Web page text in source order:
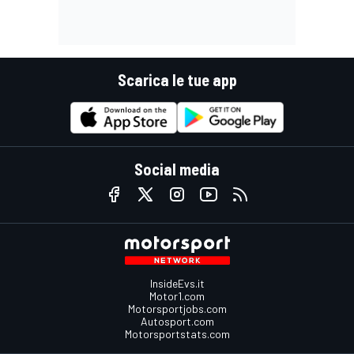
Scarica le tue app
Social media
InsideEvs.it
Motor1.com
Motorsportjobs.com
Autosport.com
Motorsportstats.com